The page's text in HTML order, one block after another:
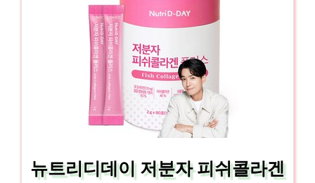
뉴트리디데이 저분자 피쉬콜라겐